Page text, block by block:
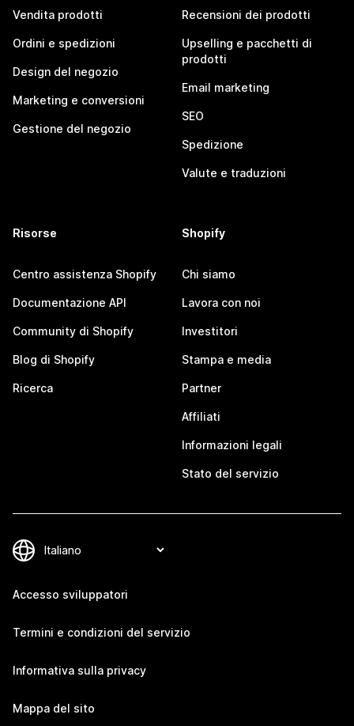
Vendita prodotti
Ordini e spedizioni
Design del negozio
Marketing e conversioni
Gestione del negozio
Recensioni dei prodotti
Upselling e pacchetti di
prodotti
Email marketing
SEO
Spedizione
Valute e traduzioni
Risorse
Centro assistenza Shopify
Documentazione API
Community di Shopify
Blog di Shopify
Ricerca
Shopify
Chi siamo
Lavora con noi
Investitori
Stampa e media
Partner
Affiliati
Informazioni legali
Stato del servizio
Accesso sviluppatori
Termini e condizioni del servizio
Informativa sulla privacy
Mappa del sito